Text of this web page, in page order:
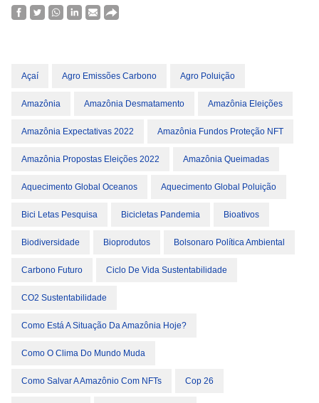
Açaí Agro Emissões Carbono Agro Poluição
Amazônia Amazônia Desmatamento Amazônia Eleições
Amazônia Expectativas 2022 Amazônia Fundos Proteção NFT
Amazônia Propostas Eleições 2022 Amazônia Queimadas
Aquecimento Global Oceanos Aquecimento Global Poluição
Bici Letas Pesquisa Bicicletas Pandemia Bioativos
Biodiversidade Bioprodutos Bolsonaro Política Ambiental
Carbono Futuro Ciclo De Vida Sustentabilidade
CO2 Sustentabilidade
Como Está A Situação Da Amazônia Hoje?
Como O Clima Do Mundo Muda
Como Salvar A Amazônio Com NFTs Cop 26